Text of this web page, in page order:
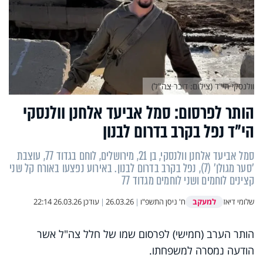
הותר לפרסום: סמל אביעד אלחנן וולנסקי
הי"ד נפל בקרב בדרום לבנון
סמל אביעד אלחנן וולנסקי, בן 21, מירושלים, לוחם בגדוד 77, עוצבת
׳סער מגולן׳ (7), נפל בקרב בדרום לבנון. באירוע נפצעו באורח קל שני
קצינים לוחמים ושני לוחמים מגדוד 77
שלומי דיאז למעקב ח' ניסן התשפ"ו |
26.03.26
| עודכן26.03.26 22:14
וולנסקי הי"ד (צילום: דובר צה"ל)
הותר הערב (חמישי) לפרסום שמו של חלל צה"ל אשר
הודעה נמסרה למשפחתו.